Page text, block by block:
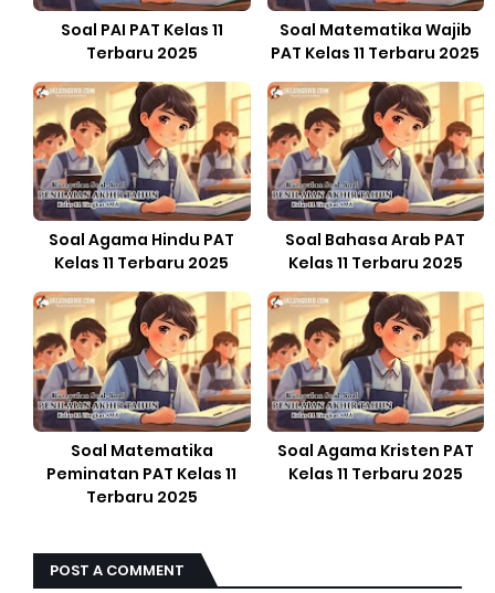
Soal PAI PAT Kelas 11
Terbaru 2025
Soal Matematika Wajib
PAT Kelas 11 Terbaru 2025
Soal Agama Hindu PAT
Kelas 11 Terbaru 2025
Soal Bahasa Arab PAT
Kelas 11 Terbaru 2025
Soal Matematika
Peminatan PAT Kelas 11
Terbaru 2025
Soal Agama Kristen PAT
Kelas 11 Terbaru 2025
POST A COMMENT